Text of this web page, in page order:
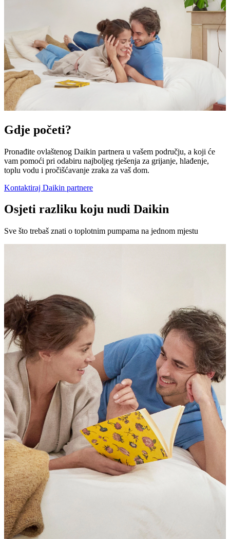
Gdje početi?
Pronađite ovlaštenog Daikin partnera u vašem području, a koji će
vam pomoći pri odabiru najboljeg rješenja za grijanje, hlađenje,
toplu vodu i pročišćavanje zraka za vaš dom.
Kontaktiraj Daikin partnere
Osjeti razliku koju nudi Daikin
Sve što trebaš znati o toplotnim pumpama na jednom mjestu